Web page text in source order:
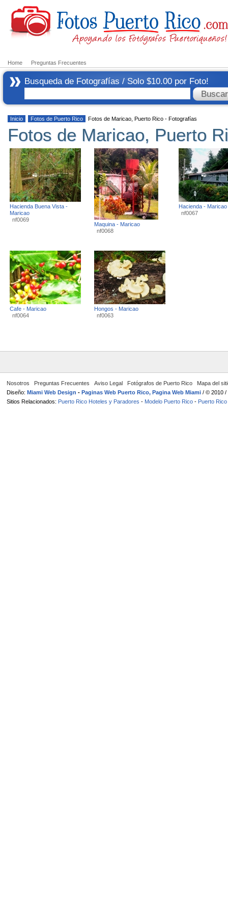
Home Preguntas Frecuentes
Busqueda de Fotografías / Solo $10.00 por Foto!
Inicio Fotos de Puerto Rico Fotos de Maricao, Puerto Rico - Fotografías
Fotos de Maricao, Puerto
Hacienda Buena Vista -
Maricao
nf0069
Maquina - Maricao
nf0068
Hacienda - Maricao
nf0067
Cafe - Maricao
nf0064
Hongos - Maricao
nf0063
Nosotros Preguntas Frecuentes Aviso Legal Fotógrafos de Puerto Rico
Mapa del
Diseño: Miami Web Design - Paginas Web Puerto Rico, Pagina Web Miami / © 2010 /
Sitios Relacionados: Puerto Rico Hoteles y Paradores - Modelo Puerto Rico - Puerto